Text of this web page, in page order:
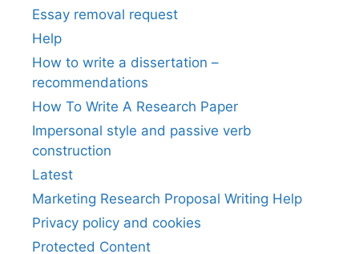
Essay removal request
Help
How to write a dissertation –
recommendations
How To Write A Research Paper
Impersonal style and passive verb
construction
Latest
Marketing Research Proposal Writing Help
Privacy policy and cookies
Protected Content